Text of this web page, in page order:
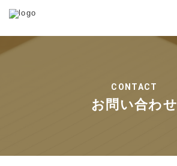
CONTACT
お問い合わせ